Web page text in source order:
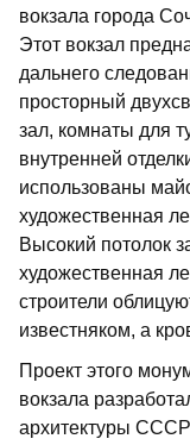
вокзала города
Этот вокзал
дальнего
просторный
зал, комнаты для
внутренней
использованы
художественная
Высокий потолок
художественная
строители
известняком, а
Проект этого
вокзала
архитектуры